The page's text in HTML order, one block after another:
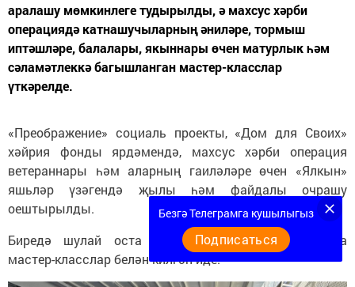
аралашу мөмкинлеге тудырылды, ә махсус хәрби
операциядә катнашучыларның әниләре, тормыш
иптәшләре, балалары, якыннары өчен матурлык һәм
сәламәтлеккә багышланган мастер-класслар
үткәрелде.
«Преображение» социаль проекты, «Дом для Своих»
хәйрия фонды ярдәмендә, махсус хәрби операция
ветераннары һәм аларның гаиләләре өчен «Ялкын»
яшьләр үзәгендә җылы һәм файдалы очрашу
оештырылды.
Биредә шулай оста куллы райондашларыбыз да
мастер-класслар белән килгән иде.
Безгә Телеграмга кушылыгыз
Подписаться